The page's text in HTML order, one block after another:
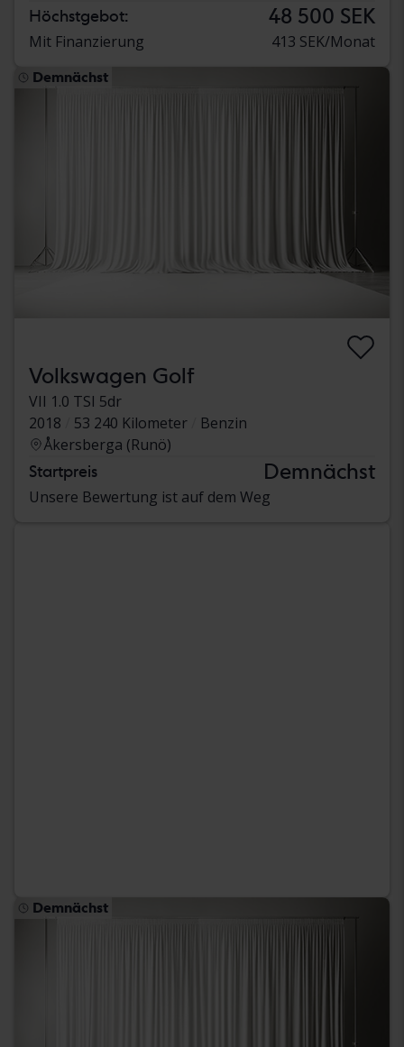
Höchstgebot: 48 500 SEK
Mit Finanzierung 413 SEK/Monat
Demnächst
Volkswagen Golf
VII 1.0 TSI 5dr
2018
53 240 Kilometer
Benzin
Åkersberga (Runö)
Startpreis Demnächst
Unsere Bewertung ist auf dem Weg
Demnächst